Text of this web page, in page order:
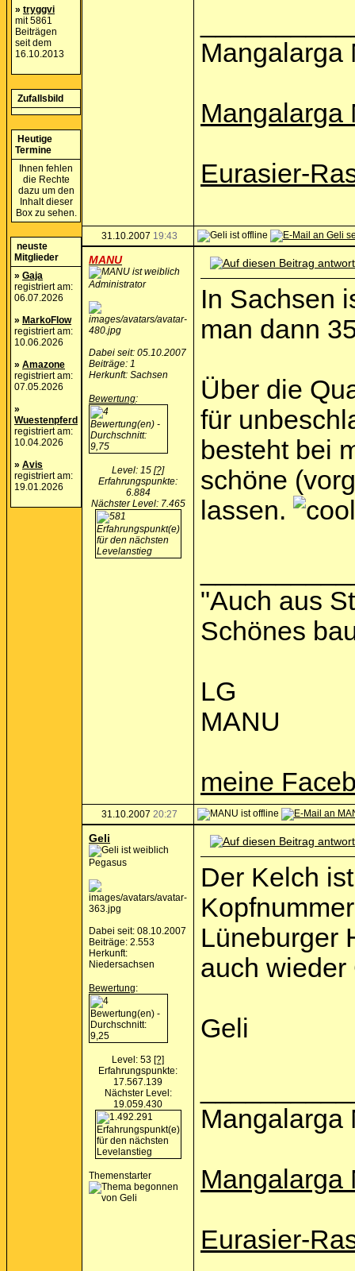
» tryggvi
mit 5861
Beiträgen
seit dem
16.10.2013
Zufallsbild
Heutige
Termine
Ihnen fehlen
die Rechte
dazu um den
Inhalt dieser
Box zu sehen.
neuste
Mitglieder
» Gaja
registriert am:
06.07.2026
» MarkoFlow
registriert am:
10.06.2026
» Amazone
registriert am:
07.05.2026
»
Wuestenpferd
registriert am:
10.04.2026
» Avis
registriert am:
19.01.2026
Mangalarga
Mangalarga
Eurasier-
31.10.2007 19:43
MANU
Administrator
Dabei seit: 05.10.2007
Beiträge: 1
Herkunft: Sachsen
Bewertung:
Level: 15 [?]
Erfahrungspunkte:
6.884
Nächster Level: 7.465
In Sachsen
man dann
Über die
für
besteht bei
schöne
lassen.
"Auch aus
Schönes
LG
MANU
meine
31.10.2007 20:27
Geli
Pegasus
Dabei seit: 08.10.2007
Beiträge: 2.553
Herkunft:
Niedersachsen
Bewertung:
Level: 53 [?]
Erfahrungspunkte:
17.567.139
Nächster Level:
19.059.430
Themenstarter
Der Kelch
Lüneburger
auch wieder
Geli
Mangalarga
Mangalarga
Eurasier-